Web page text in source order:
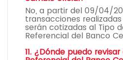
No, a partir del 09/04/
transacciones
serán cotizadas al Tipo
Referencial del Banco
11. ¿Dónde puedo